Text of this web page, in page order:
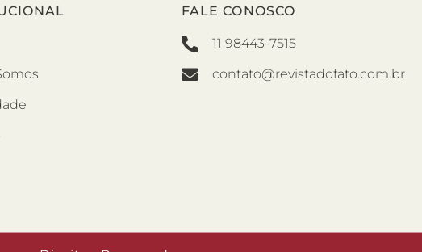
FALE CONOSCO
11 98443-7515
contato@revistadofato.com.br